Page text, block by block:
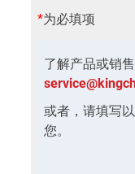
*为必填项
了解产品或销
或者，请填写
您。